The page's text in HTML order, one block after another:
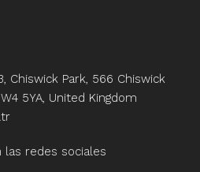
Chiswick Park, 566 Chiswick
5YA, United Kingdom
las redes sociales